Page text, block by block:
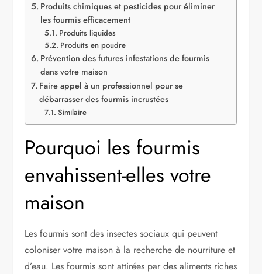
Produits chimiques et pesticides pour éliminer
les fourmis efficacement
Produits liquides
Produits en poudre
Prévention des futures infestations de fourmis
dans votre maison
Faire appel à un professionnel pour se
débarrasser des fourmis incrustées
Similaire
Pourquoi les fourmis
envahissent-elles votre
maison
Les fourmis sont des insectes sociaux qui peuvent
coloniser votre maison à la recherche de nourriture et
d’eau. Les fourmis sont attirées par des aliments riches